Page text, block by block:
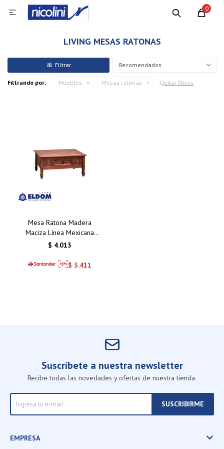
0

LIVING MESAS RATONAS
Recomendados
Filtrando por: Muebles Mesas ratonas Quitar filtros
Mesa Ratona Madera
Maciza Línea Mexicana
Cera CS211
$ 4.013
$ 3.411
Suscríbete a nuestra newsletter
Recibe todas las novedades y ofertas de nuestra tienda.
SUSCRIBIRME
EMPRESA